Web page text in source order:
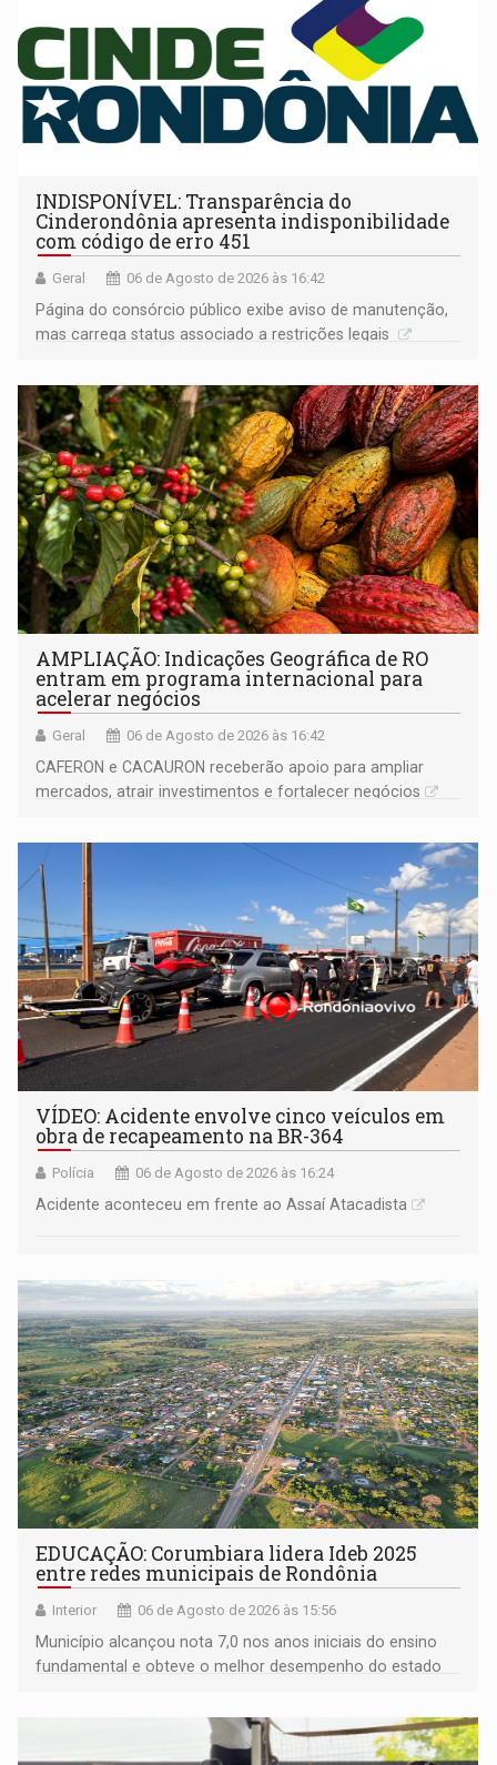
INDISPONÍVEL: Transparência do
Cinderondônia apresenta indisponibilidade
com código de erro 451
Geral 06 de Agosto de 2026 às 16:42
Página do consórcio público exibe aviso de manutenção,
mas carrega status associado a restrições legais
AMPLIAÇÃO: Indicações Geográfica de RO
entram em programa internacional para
acelerar negócios
Geral 06 de Agosto de 2026 às 16:42
CAFERON e CACAURON receberão apoio para ampliar
mercados, atrair investimentos e fortalecer negócios
VÍDEO: Acidente envolve cinco veículos em
obra de recapeamento na BR-364
Polícia 06 de Agosto de 2026 às 16:24
Acidente aconteceu em frente ao Assaí Atacadista
EDUCAÇÃO: Corumbiara lidera Ideb 2025
entre redes municipais de Rondônia
Interior 06 de Agosto de 2026 às 15:56
Município alcançou nota 7,0 nos anos iniciais do ensino
fundamental e obteve o melhor desempenho do estado